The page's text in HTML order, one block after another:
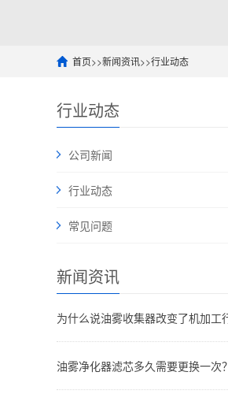
首页>>新闻资讯>>行业动态
行业动态
公司新闻
行业动态
常见问题
新闻资讯
油雾净化器滤芯多久需要更换一次？